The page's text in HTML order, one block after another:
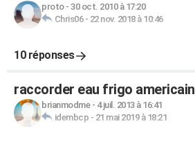
proto- 30 oct. 2010 à 17:20
Chris06- 22 nov. 2018 à 10:46
10 réponses
raccorder eau frigo americain
brianmodme- 4 juil. 2013 à 16:41
idembcp - 21 mai 2019 à 18:21